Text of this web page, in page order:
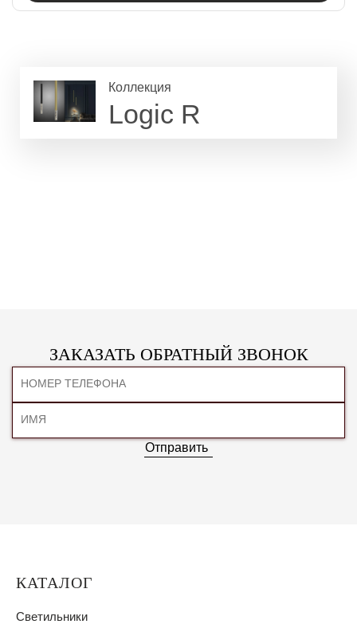
Коллекция
Logic R
ЗАКАЗАТЬ ОБРАТНЫЙ ЗВОНОК
Отправить
КАТАЛОГ
Светильники